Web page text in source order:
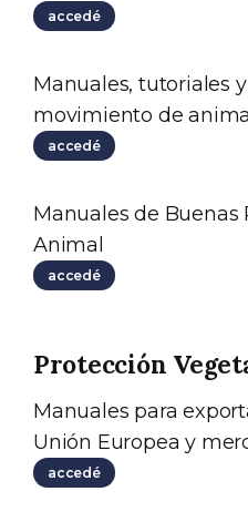
accedé
Manuales, tutoriales
movimiento de
accedé
Manuales de Buenas
Animal
accedé
Protección
Manuales para
Unión Europea y
accedé